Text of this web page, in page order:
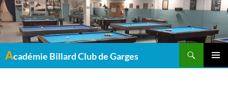
Académie Billard Club de Garges